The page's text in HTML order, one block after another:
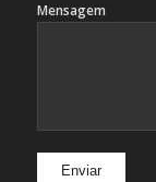
Mensagem